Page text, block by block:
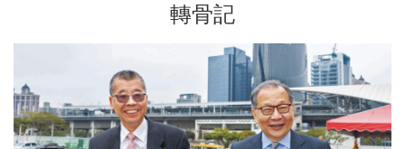
轉骨記